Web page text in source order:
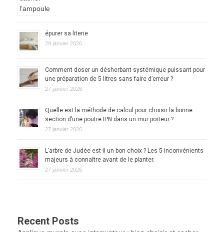
épurer sa literie
29 janvier 2026
Comment doser un désherbant systémique puissant pour
une préparation de 5 litres sans faire d’erreur ?
27 janvier 2026
Quelle est la méthode de calcul pour choisir la bonne
section d’une poutre IPN dans un mur porteur ?
27 janvier 2026
L’arbre de Judée est-il un bon choix ? Les 5 inconvénients
majeurs à connaître avant de le planter.
27 janvier 2026
Recent Posts